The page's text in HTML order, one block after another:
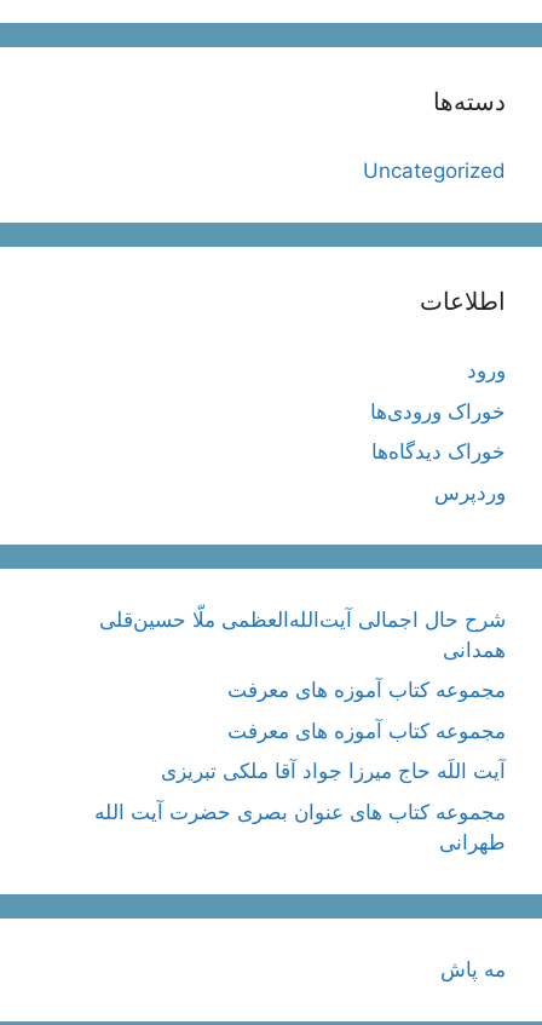
دسته‌ها
Uncategorized
اطلاعات
ورود
خوراک ورودی‌ها
خوراک دیدگاه‌ها
وردپرس
شرح حال اجمالی آیت‌الله‌العظمی ملّا حسین‌قلی
همدانی
مجموعه کتاب آموزه های معرفت
مجموعه کتاب آموزه های معرفت
آیت اللَه حاج میرزا جواد آقا ملکی تبریزی
مجموعه کتاب های عنوان بصری حضرت آیت الله
طهرانی
مه پاش